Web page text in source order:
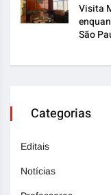
Visita
São
Categorias
Editais
Notícias